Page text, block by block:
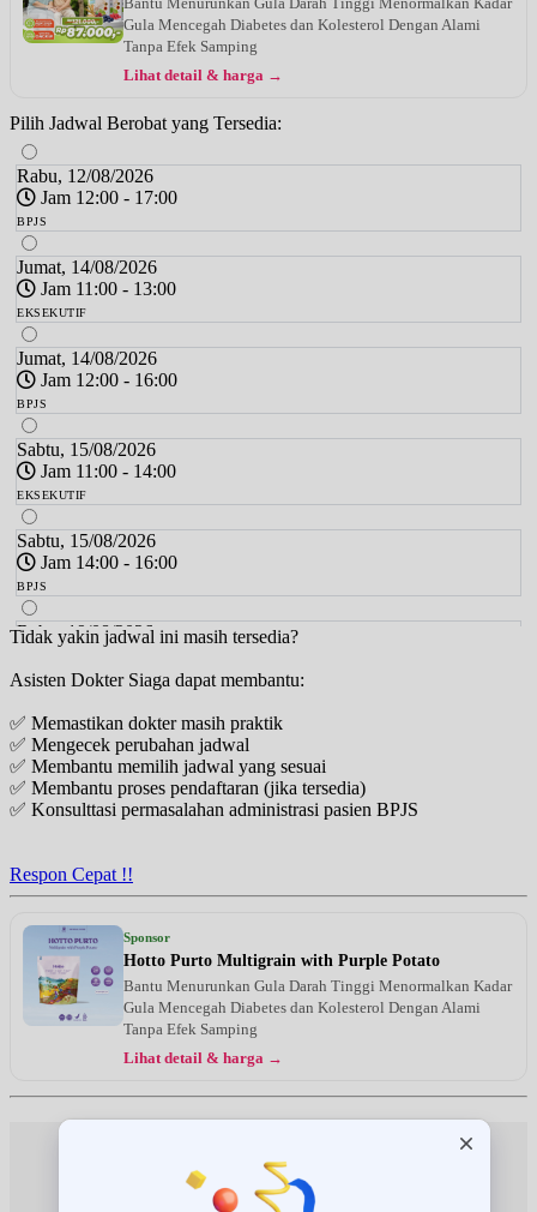
Gula Mencegah Diabetes dan Kolesterol Dengan Alami
Tanpa Efek Samping
Lihat detail & harga →
Pilih Jadwal Berobat yang Tersedia:
Rabu, 12/08/2026
Jam 12:00 - 17:00
BPJS
Jumat, 14/08/2026
Jam 11:00 - 13:00
EKSEKUTIF
Jumat, 14/08/2026
Jam 12:00 - 16:00
BPJS
Sabtu, 15/08/2026
Jam 11:00 - 14:00
EKSEKUTIF
Sabtu, 15/08/2026
Jam 14:00 - 16:00
BPJS
Rabu, 19/08/2026
Jam 12:00 - 17:00
BPJS
Jumat, 21/08/2026
Jam 11:00 - 13:00
EKSEKUTIF
Jumat, 21/08/2026
Jam 11:00 - 14:00
EKSEKUTIF
Sabtu, 22/08/2026
Jam 14:00 - 16:00
Tidak yakin jadwal ini masih tersedia?
Asisten Dokter Siaga dapat membantu:
✅ Memastikan dokter masih praktik
✅ Mengecek perubahan jadwal
✅ Membantu memilih jadwal yang sesuai
✅ Membantu proses pendaftaran (jika tersedia)
✅ Konsulttasi permasalahan administrasi pasien BPJS
Respon Cepat !!
Sponsor
Hotto Purto Multigrain with Purple Potato
Bantu Menurunkan Gula Darah Tinggi Menormalkan Kadar
Gula Mencegah Diabetes dan Kolesterol Dengan Alami
Tanpa Efek Samping
Lihat detail & harga →